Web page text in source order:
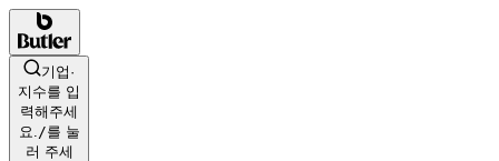
기업·
지수를 입
력해주세
요./를 눌
러 주세